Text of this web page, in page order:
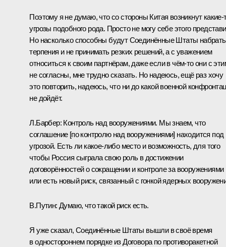
Поэтому я не думаю, что со стороны Китая возникнут
угрозы подобного рода. Просто не могу себе этого
Но насколько способны будут Соединённые Штаты
терпения и не принимать резких решений, а с уважением
относиться к своим партнёрам, даже если в чём‑то они с
не согласны, мне трудно сказать. Но надеюсь, ещё раз хочу
это повторить, надеюсь, что ни до какой военной
не дойдёт.
Л.Барбер: Контроль над вооружениями. Мы знаем, что
соглашение [по контролю над вооружениями] находится под
угрозой. Есть ли какое‑либо место и возможность, для того
чтобы Россия сыграла свою роль в достижении
договорённостей о сокращении и контроле за вооружениями
или есть новый риск, связанный с гонкой ядерных
В.Путин: Думаю, что такой риск есть.
Я уже сказал, Соединённые Штаты вышли в своё время
в одностороннем порядке из Договора по противоракетной